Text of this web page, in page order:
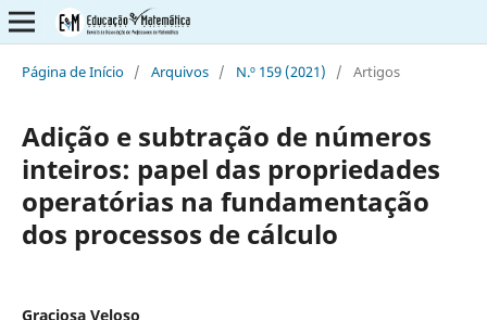
Página de Início / Arquivos / N.º 159 (2021) / Artigos
Adição e subtração de números
inteiros: papel das propriedades
operatórias na fundamentação
dos processos de cálculo
Graciosa Veloso